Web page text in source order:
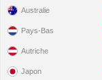
Australie
Pays-Bas
Autriche
Japon